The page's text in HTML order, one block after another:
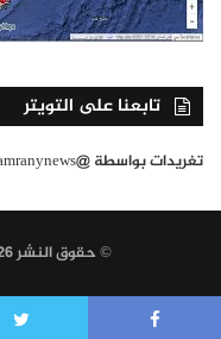
تابعنا على التويتر
تغريدات بواسطة @amranynews
© حقوق النشر 2026، جميع الحقوق محفوظة |